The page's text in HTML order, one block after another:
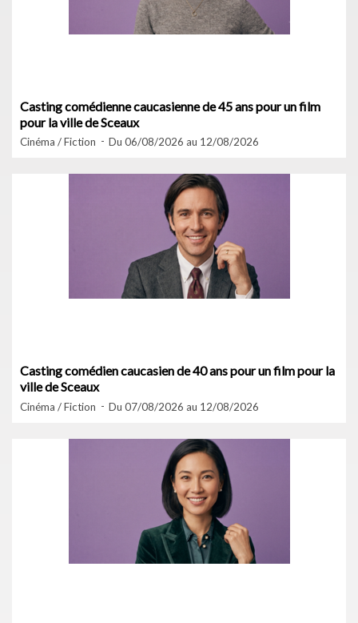
Casting comédienne caucasienne de 45 ans pour un film
pour la ville de Sceaux
Cinéma / Fiction Du 06/08/2026 au 12/08/2026
Casting comédien caucasien de 40 ans pour un film pour la
ville de Sceaux
Cinéma / Fiction Du 07/08/2026 au 12/08/2026